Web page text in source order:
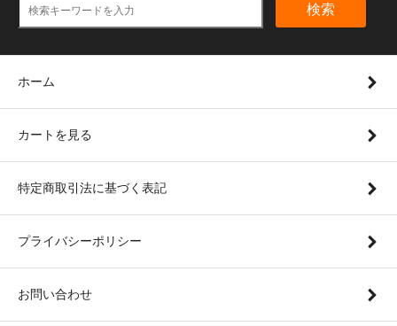
検索
ホーム
カートを見る
特定商取引法に基づく表記
プライバシーポリシー
お問い合わせ